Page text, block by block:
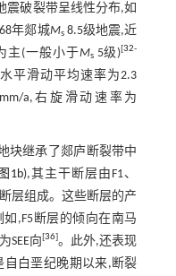
震破裂带呈线性分布,如
年郯城Ms8.5级地震,近
主(一般小于Ms5级) [32-
平滑动平均速率为2.3
a,右旋滑动速率为
块继承了郯庐断裂带中
图1b),其主干断层由F1、
层组成。这些断层的产
,F5断层的倾向在南马
SEE向 36] 。此外,还表现
白垩纪晚期以来,断裂